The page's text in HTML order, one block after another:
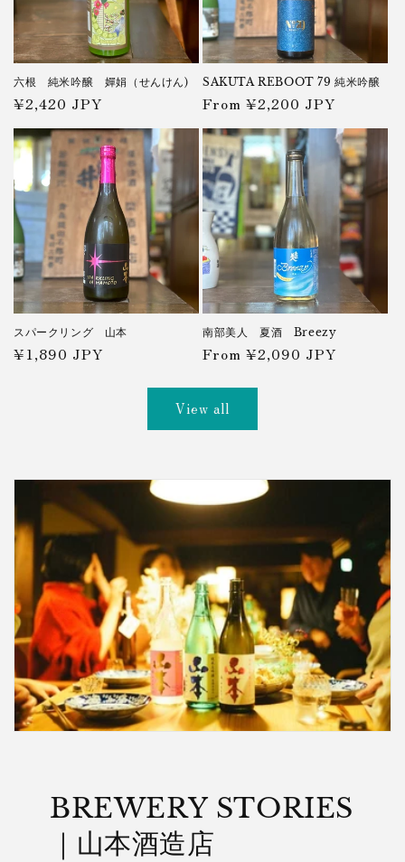
六根 純米吟醸 嬋娟（せんけん)
Regular
¥2,420 JPY
SAKUTA REBOOT 79 純米吟醸
Regular
From ¥2,200 JPY
スパークリング 山本
Regular
¥1,890 JPY
南部美人 夏酒 Breezy
Regular
From ¥2,090 JPY
View all
BREWERY STORIES
｜山本酒造店